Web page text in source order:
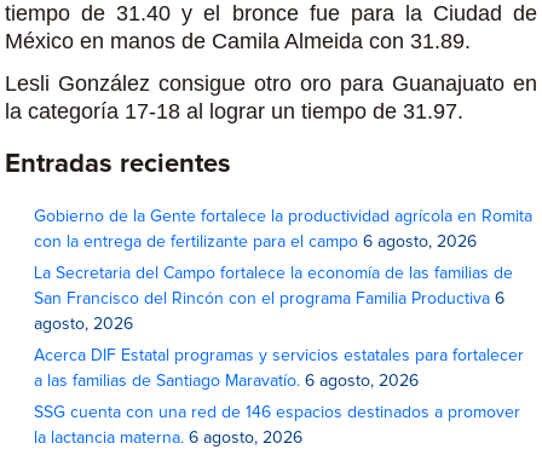
tiempo de 31.40 y el bronce fue para la Ciudad de
México en manos de Camila Almeida con 31.89.
Lesli González consigue otro oro para Guanajuato en
la categoría 17-18 al lograr un tiempo de 31.97.
Entradas recientes
Gobierno de la Gente fortalece la productividad agrícola en Romita
con la entrega de fertilizante para el campo 6 agosto, 2026
La Secretaria del Campo fortalece la economía de las familias de
San Francisco del Rincón con el programa Familia Productiva 6
agosto, 2026
Acerca DIF Estatal programas y servicios estatales para fortalecer
a las familias de Santiago Maravatío. 6 agosto, 2026
SSG cuenta con una red de 146 espacios destinados a promover
la lactancia materna. 6 agosto, 2026